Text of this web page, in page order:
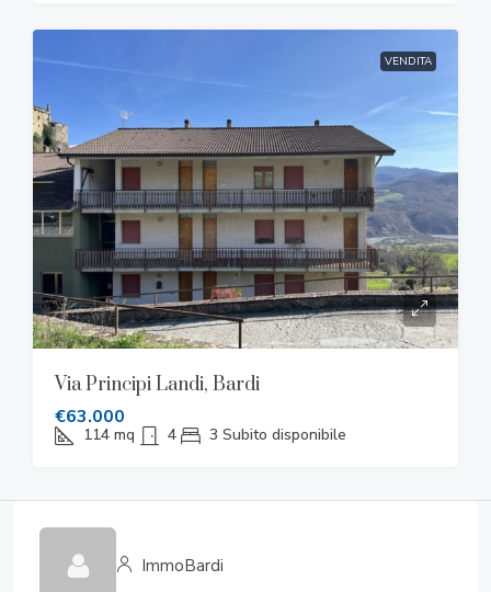
VENDITA
Via Principi Landi, Bardi
€63.000
114 mq 4 3 Subito disponibile
ImmoBardi